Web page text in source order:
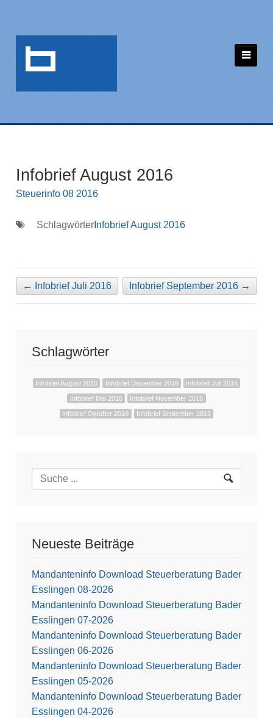
Infobrief August 2016
Steuerinfo 08 2016
SchlagwörterInfobrief August 2016
← Infobrief Juli 2016 Infobrief September 2016 →
Schlagwörter
Infobrief August 2016 Infobrief Dezember 2016 Infobrief Juli 2016
Infobrief Mai 2016 Infobrief November 2016
Infobrief Oktober 2016 Infobrief September 2016
Neueste Beiträge
Mandanteninfo Download Steuerberatung Bader
Esslingen 08-2026
Mandanteninfo Download Steuerberatung Bader
Esslingen 07-2026
Mandanteninfo Download Steuerberatung Bader
Esslingen 06-2026
Mandanteninfo Download Steuerberatung Bader
Esslingen 05-2026
Mandanteninfo Download Steuerberatung Bader
Esslingen 04-2026